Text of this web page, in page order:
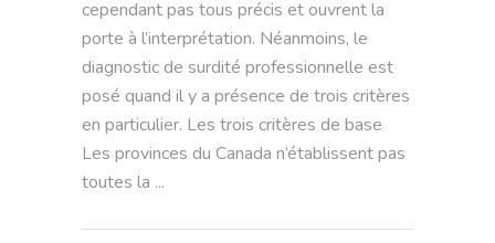
cependant pas tous précis et ouvrent la
porte à l’interprétation. Néanmoins, le
diagnostic de surdité professionnelle est
posé quand il y a présence de trois critères
en particulier. Les trois critères de base
Les provinces du Canada n’établissent pas
toutes la